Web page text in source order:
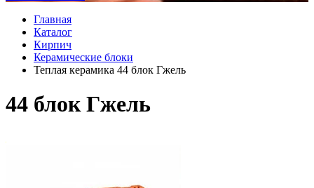
Главная
Каталог
Кирпич
Керамические блоки
Теплая керамика 44 блок Гжель
44 блок Гжель